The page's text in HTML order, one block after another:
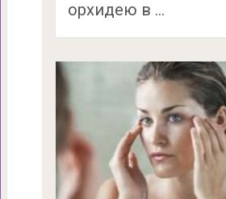
орхидею в …